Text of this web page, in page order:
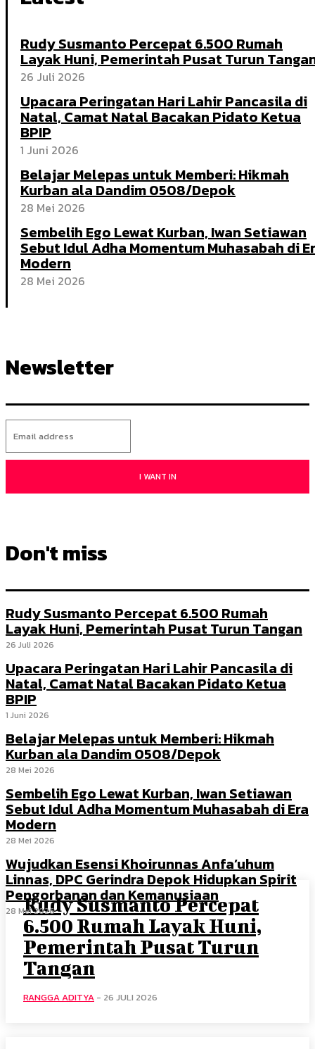
Rudy Susmanto Percepat 6.500 Rumah
Layak Huni, Pemerintah Pusat Turun
26 Juli 2026
Upacara Peringatan Hari Lahir Pancasila di
Natal, Camat Natal Bacakan Pidato Ketua
BPIP
1 Juni 2026
Belajar Melepas untuk Memberi: Hikmah
Kurban ala Dandim 0508/Depok
28 Mei 2026
Sembelih Ego Lewat Kurban, Iwan Setiawan
Sebut Idul Adha Momentum Muhasabah di
Modern
28 Mei 2026
Newsletter
I WANT IN
Don't miss
Rudy Susmanto Percepat 6.500 Rumah
Layak Huni, Pemerintah Pusat Turun Tangan
26 Juli 2026
Upacara Peringatan Hari Lahir Pancasila di
Natal, Camat Natal Bacakan Pidato Ketua
BPIP
1 Juni 2026
Belajar Melepas untuk Memberi: Hikmah
Kurban ala Dandim 0508/Depok
28 Mei 2026
Sembelih Ego Lewat Kurban, Iwan Setiawan
Sebut Idul Adha Momentum Muhasabah di Era
Modern
28 Mei 2026
Wujudkan Esensi Khoirunnas Anfa’uhum
Linnas, DPC Gerindra Depok Hidupkan Spirit
Pengorbanan dan Kemanusiaan
28 Mei 2026
Rudy Susmanto Percepat
6.500 Rumah Layak Huni,
Pemerintah Pusat Turun
Tangan
RANGGA ADITYA - 26 JULI 2026